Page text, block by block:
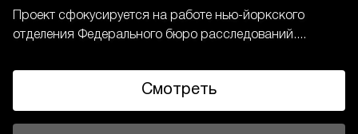
Проект сфокусируется на работе нью-йоркского
отделения Федерального бюро расследований....
Смотреть